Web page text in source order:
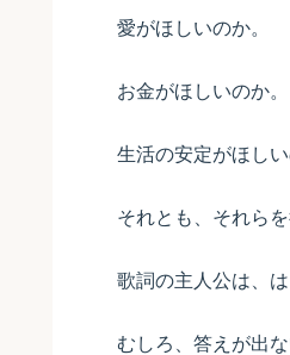
愛がほしいのか。
お金がほしいのか。
生活の安定がほしい
それとも、それら
歌詞の主人公は、
むしろ、答えが出